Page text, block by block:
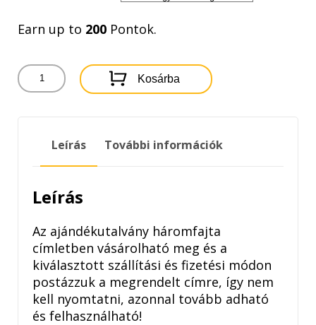
-
Earn up to 200 Pontok.
OLAJCENTRUM
AJÁNDÉKUTALVÁNY
Kosárba
Leírás További információk
Leírás
Az ajándékutalvány háromfajta
címletben vásárolható meg és a
kiválasztott szállítási és fizetési módon
postázzuk a megrendelt címre, így nem
kell nyomtatni, azonnal tovább adható
és felhasználható!